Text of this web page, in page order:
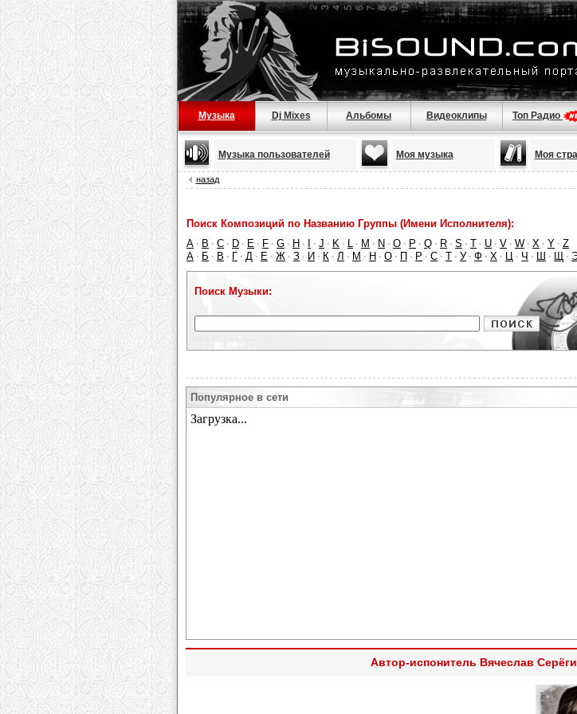
Музыка Dj Mixes Альбомы Видеоклипы Топ Радио
Музыка пользователей Моя музыка Моя
назад
Поиск Композиций по Названию Группы (Имени Исполнителя):
A · B · C · D · E · F · G · H · · J · K · L · M · N · O · P · Q · R · S · T · U · V · W · X · Y · Z
А · Б · В · Г · Д · Е · Ж · З · И · К · Л · М · Н · О · П · Р · С · Т · У · Ф · Х · Ц · Ч · Ш · Щ ·
Поиск Музыки:
Популярное в сети
Автор-испонитель Вячеслав